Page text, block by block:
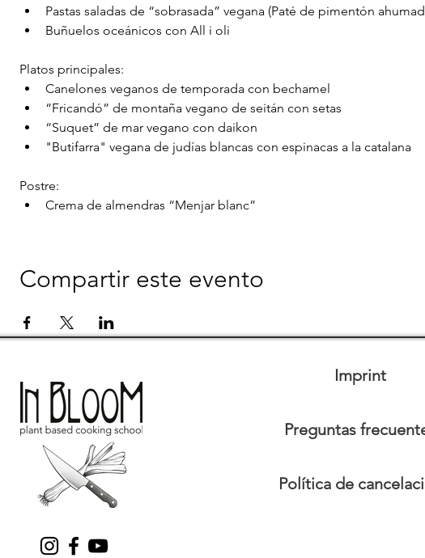
Pastas saladas de “sobrasada” vegana (Paté de pimentón
Buñuelos oceánicos con All i oli
Platos principales:
Canelones veganos de temporada con bechamel
“Fricandó” de montaña vegano de seitán con setas
“Suquet” de mar vegano con daikon
"Butifarra" vegana de judías blancas con espinacas a la catalana
Postre:
Crema de almendras “Menjar blanc”
Compartir este evento
Imprint
Preguntas
Política de